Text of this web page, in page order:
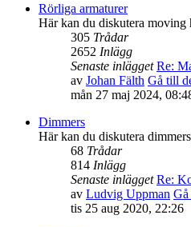
Rörliga armaturer
Här kan du diskutera moving
305 Trådar
2652 Inlägg
Senaste inlägget Re:
av Johan Fälth Gå till
mån 27 maj 2024,
Dimmers
Här kan du diskutera
68 Trådar
814 Inlägg
Senaste inlägget Re:
av Ludvig Uppman Gå
tis 25 aug 2020, 22:26